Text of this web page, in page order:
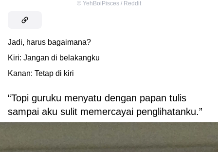
© YehBoiPisces / Reddit
Jadi, harus bagaimana?
Kiri: Jangan di belakangku
Kanan: Tetap di kiri
“Topi guruku menyatu dengan papan tulis
sampai aku sulit memercayai penglihatanku.”